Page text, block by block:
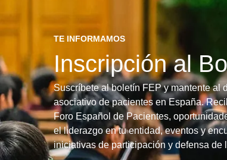
TE INFORMAMOS
Inscripción al
Suscríbete al boletín FEP y mantente al
asociativo de pacientes en España.
Foro Español de Pacientes,
el liderazgo en tu entidad, eventos y
iniciativas de participación y defensa de